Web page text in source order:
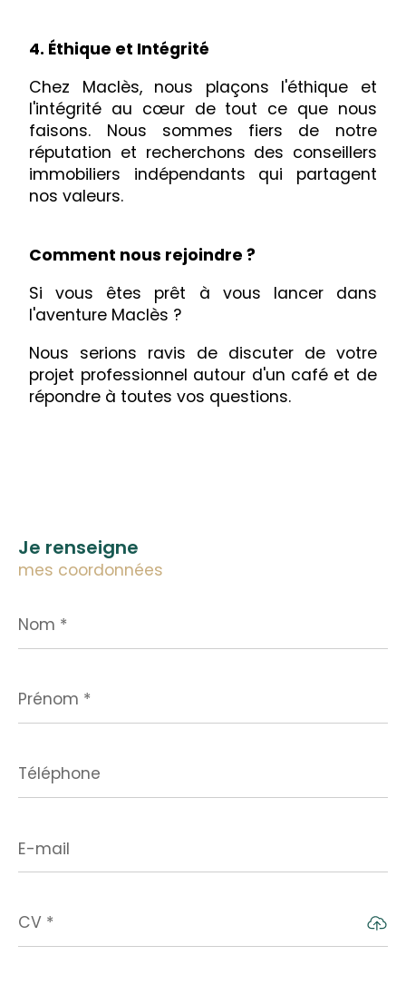
4. Éthique et Intégrité
Chez Maclès, nous plaçons l'éthique et
l'intégrité au cœur de tout ce que nous
faisons. Nous sommes fiers de notre
réputation et recherchons des conseillers
immobiliers indépendants qui partagent
nos valeurs.
Comment nous rejoindre ?
Si vous êtes prêt à vous lancer dans
l'aventure Maclès ?
Nous serions ravis de discuter de votre
projet professionnel autour d'un café et de
répondre à toutes vos questions.
Je renseigne
mes coordonnées
*
*
mail
CV *